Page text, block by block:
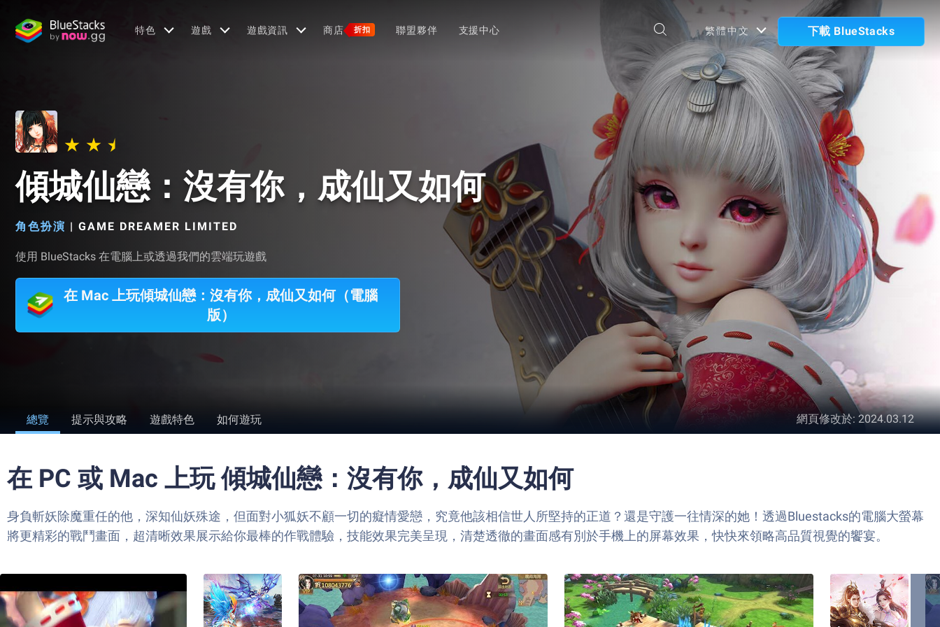
特色 遊戲 遊戲資訊 商店 折扣 聯盟夥伴 支援中心 繁體中文 下載 BlueStacks
傾城仙戀：沒有你，成仙又如何
角色扮演 | GAME DREAMER LIMITED
使用 BlueStacks 在電腦上或透過我們的雲端玩遊戲
在 Mac 上玩傾城仙戀：沒有你，成仙又如何（電腦
版）
總覽 提示與攻略 遊戲特色 如何遊玩 網頁修改於: 2024.03.12
在 PC 或 Mac 上玩 傾城仙戀：沒有你，成仙又如何
身負斬妖除魔重任的他，深知仙妖殊途，但面對小狐妖不顧一切的癡情愛戀，究竟他該相信世人所堅持的正道？還是守護一往情深的她！透過Bluestacks的電腦大螢幕
將更精彩的戰鬥畫面，超清晰效果展示給你最棒的作戰體驗，技能效果完美呈現，清楚透徹的畫面感有別於手機上的屏幕效果，快快來領略高品質視覺的饗宴。